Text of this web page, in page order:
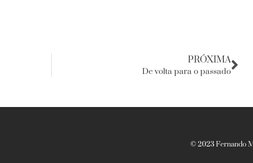
PRÓXIMA
De volta para o passado
© 2023 Fernando